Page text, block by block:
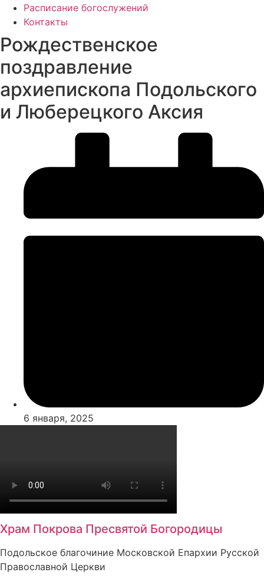
Расписание богослужений
Контакты
Рождественское
поздравление
архиепископа Подольского
и Люберецкого Аксия
6 января, 2025
Храм Покрова Пресвятой Богородицы
Подольское благочиние Московской Епархии Русской
Православной Церкви